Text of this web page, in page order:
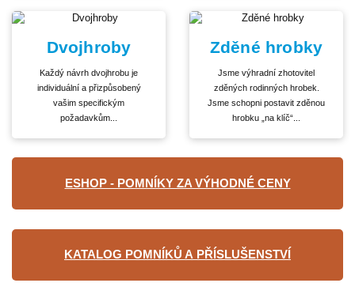
Dvojhroby
Každý návrh dvojhrobu je
individuální a přizpůsobený
vašim specifickým
požadavkům...
Zděné hrobky
Jsme výhradní zhotovitel
zděných rodinných hrobek.
Jsme schopni postavit zděnou
hrobku „na klíč“...
ESHOP - POMNÍKY ZA VÝHODNÉ CENY
KATALOG POMNÍKŮ A PŘÍSLUŠENSTVÍ